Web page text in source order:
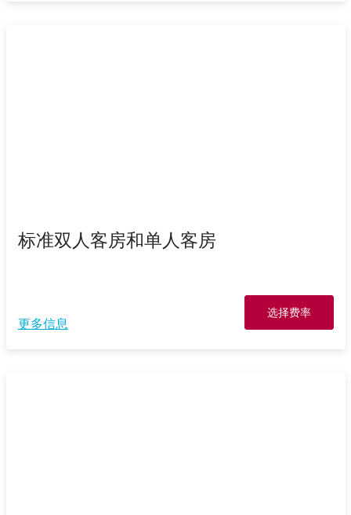
标准双人客房和单人客房
更多信息
选择费率